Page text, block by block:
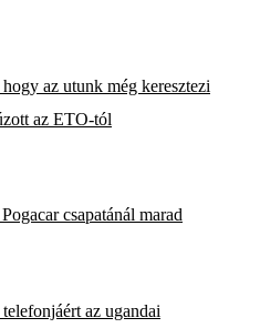
az utunk még keresztezi
az ETO-tól
csapatánál marad
az ugandai